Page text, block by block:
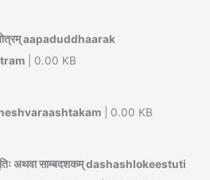
aapaduddhaarak
| 0.00 KB
| 0.00 KB
अथवा साम्बदशकम् dashashlokeestuti